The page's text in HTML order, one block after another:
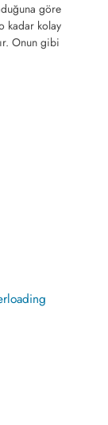
göre
kadar kolay
Onun gibi